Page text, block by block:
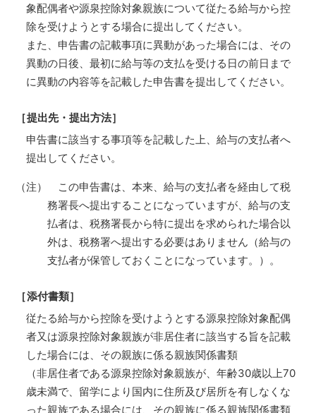
象配偶者や源泉控除対象親族について従たる給与から控
除を受けようとする場合に提出してください。
また、申告書の記載事項に異動があった場合には、その
異動の日後、最初に給与等の支払を受ける日の前日まで
に異動の内容等を記載した申告書を提出してください。
［提出先・提出方法］
申告書に該当する事項等を記載した上、給与の支払者へ
提出してください。
（注） この申告書は、本来、給与の支払者を経由して税
務署長へ提出することになっていますが、給与の支
払者は、税務署長から特に提出を求められた場合以
外は、税務署へ提出する必要はありません（給与の
支払者が保管しておくことになっています。）。
［添付書類］
従たる給与から控除を受けようとする源泉控除対象配偶
者又は源泉控除対象親族が非居住者に該当する旨を記載
した場合には、その親族に係る親族関係書類
（非居住者である源泉控除対象親族が、年齢30歳以上70
歳未満で、留学により国内に住所及び居所を有しなくな
った親族である場合には、その親族に係る親族関係書類